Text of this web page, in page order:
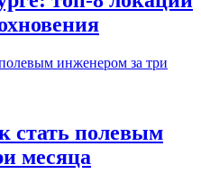
стать полевым
месяца